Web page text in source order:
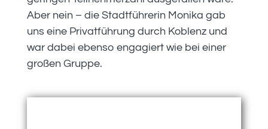
Aber nein – die Stadtführerin Monika gab
uns eine Privatführung durch Koblenz und
war dabei ebenso engagiert wie bei einer
großen Gruppe.